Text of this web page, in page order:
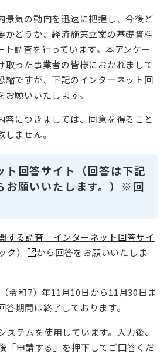
景気の動向を迅速に把握し、今後ど
かどうか、経済施策立案の基礎資料
ト調査を行っています。本アンケー
取った事業者の皆様におかれまして
縮ですが、下記のインターネット回
願いいたします。
容につきましては、同意を得ること
ません。
ト回答サイト（回答は下記
お願いいたします。）※回
する調査 インターネット回答サイ
ク）
から回答をお願いいたしま
令和7）年11月10日から11月30日ま
期間は終了しております。
ステムを使用しています。入力後、
「申請する」を押下してご回答くだ